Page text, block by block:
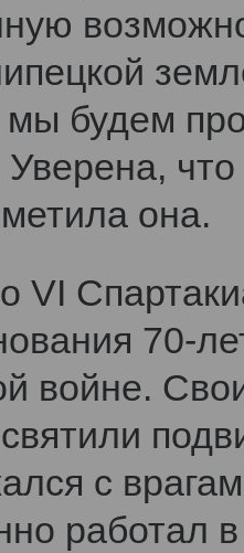
мы будем
она.
VI
70-
войне.
с
работал